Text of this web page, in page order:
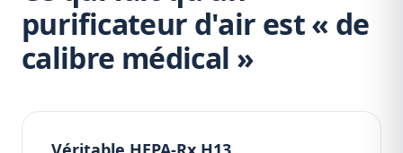
purificateur d'air est « de
calibre médical »